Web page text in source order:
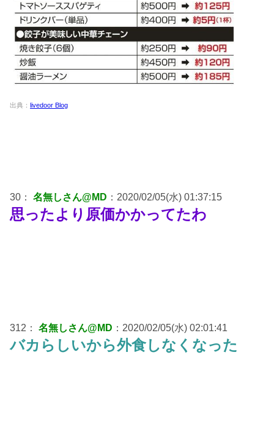
出典： livedoor Blog
30： 名無しさん@MD ：2020/02/05(水) 01:37:15
思ったより原価かかってたわ
312： 名無しさん@MD ：2020/02/05(水) 02:01:41
バカらしいから外食しなくなった